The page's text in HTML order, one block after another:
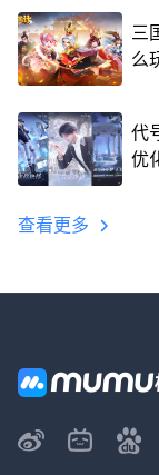
三
么
代
优
查看更多